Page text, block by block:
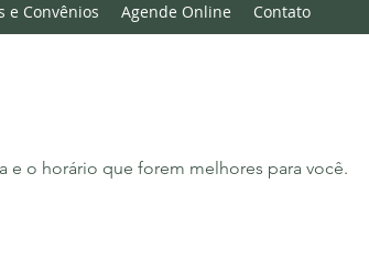
e Convênios Agende Online Contato
o horário que forem melhores para você.